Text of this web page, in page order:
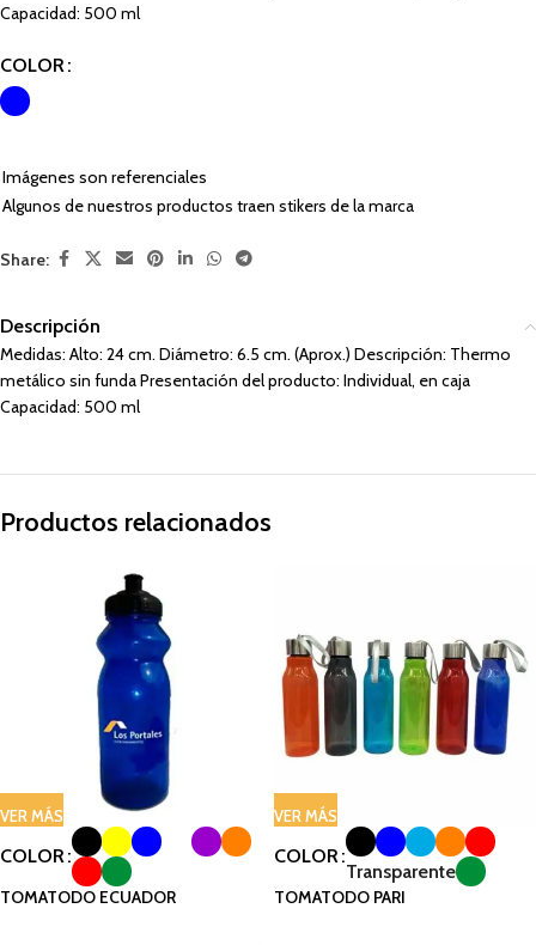
Capacidad: 500 ml
COLOR
Imágenes son referenciales
Algunos de nuestros productos traen stikers de la marca
Share:
Descripción
Medidas: Alto: 24 cm. Diámetro: 6.5 cm. (Aprox.) Descripción: Thermo
metálico sin funda Presentación del producto: Individual, en caja
Capacidad: 500 ml
Productos relacionados
VER MÁS
COLOR
TOMATODO ECUADOR
VER MÁS
COLOR
Transparente
TOMATODO PARI